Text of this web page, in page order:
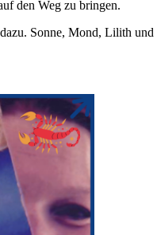
den Weg zu bringen.
Sonne, Mond, Lilith